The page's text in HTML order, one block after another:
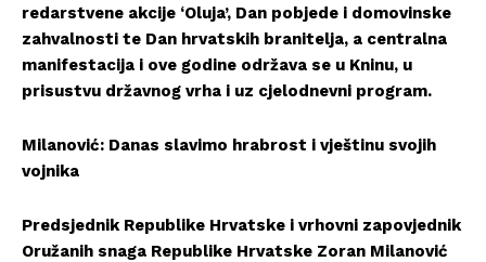
redarstvene akcije ‘Oluja’, Dan pobjede i domovinske
zahvalnosti te Dan hrvatskih branitelja, a centralna
manifestacija i ove godine održava se u Kninu, u
prisustvu državnog vrha i uz cjelodnevni program.
Milanović: Danas slavimo hrabrost i vještinu svojih
vojnika
Predsjednik Republike Hrvatske i vrhovni zapovjednik
Oružanih snaga Republike Hrvatske Zoran Milanović